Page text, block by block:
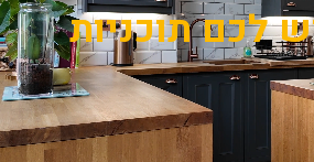
לכם תוכניות